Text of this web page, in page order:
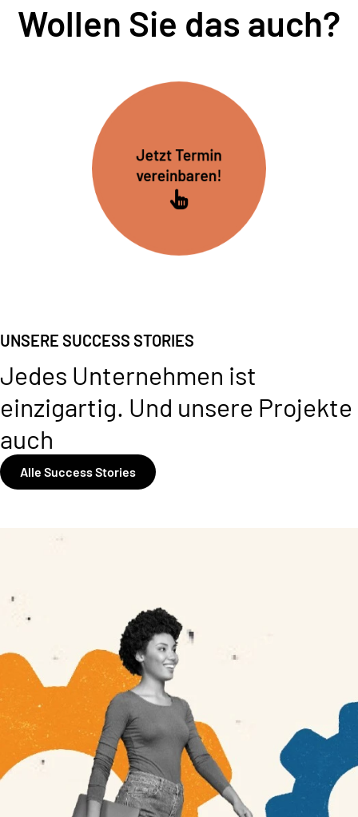
CEO Technical Consultant
Wollen Sie das auch?
Jetzt Termin
vereinbaren!
UNSERE SUCCESS STORIES
Jedes Unternehmen ist
einzigartig. Und unsere Projekte
auch
Alle Success Stories